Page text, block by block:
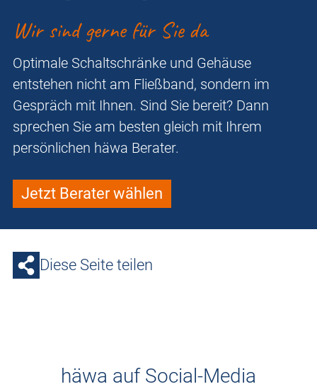
Wir sind gerne für Sie da
Optimale Schaltschränke und Gehäuse
entstehen nicht am Fließband, sondern im
Gespräch mit Ihnen. Sind Sie bereit? Dann
sprechen Sie am besten gleich mit Ihrem
persönlichen häwa Berater.
Jetzt Berater wählen
Diese Seite teilen
häwa auf Social-Media